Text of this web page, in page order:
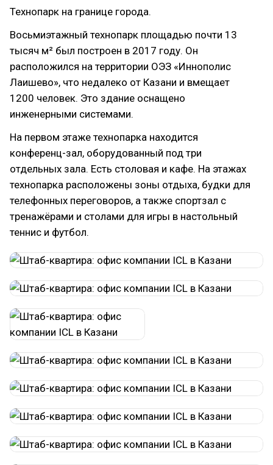
Технопарк на границе города.
Восьмиэтажный технопарк площадью почти 13
тысяч м² был построен в 2017 году. Он
расположился на территории ОЭЗ «Иннополис
Лаишево», что недалеко от Казани и вмещает
1200 человек. Это здание оснащено
инженерными системами.
На первом этаже технопарка находится
конференц-зал, оборудованный под три
отдельных зала. Есть столовая и кафе. На этажах
технопарка расположены зоны отдыха, будки для
телефонных переговоров, а также спортзал с
тренажёрами и столами для игры в настольный
теннис и футбол.